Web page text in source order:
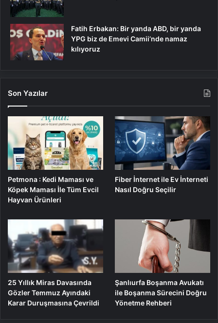
Fatih Erbakan: Bir yanda ABD, bir yanda
YPG biz de Emevi Camii’nde namaz
kılıyoruz
Son Yazılar
Petmona : Kedi Maması ve
Köpek Maması İle Tüm Evcil
Hayvan Ürünleri
Fiber İnternet ile Ev İnterneti
Nasıl Doğru Seçilir
25 Yıllık Miras Davasında
Gözler Temmuz Ayındaki
Karar Duruşmasına Çevrildi
Şanlıurfa Boşanma Avukatı
ile Boşanma Sürecini Doğru
Yönetme Rehberi